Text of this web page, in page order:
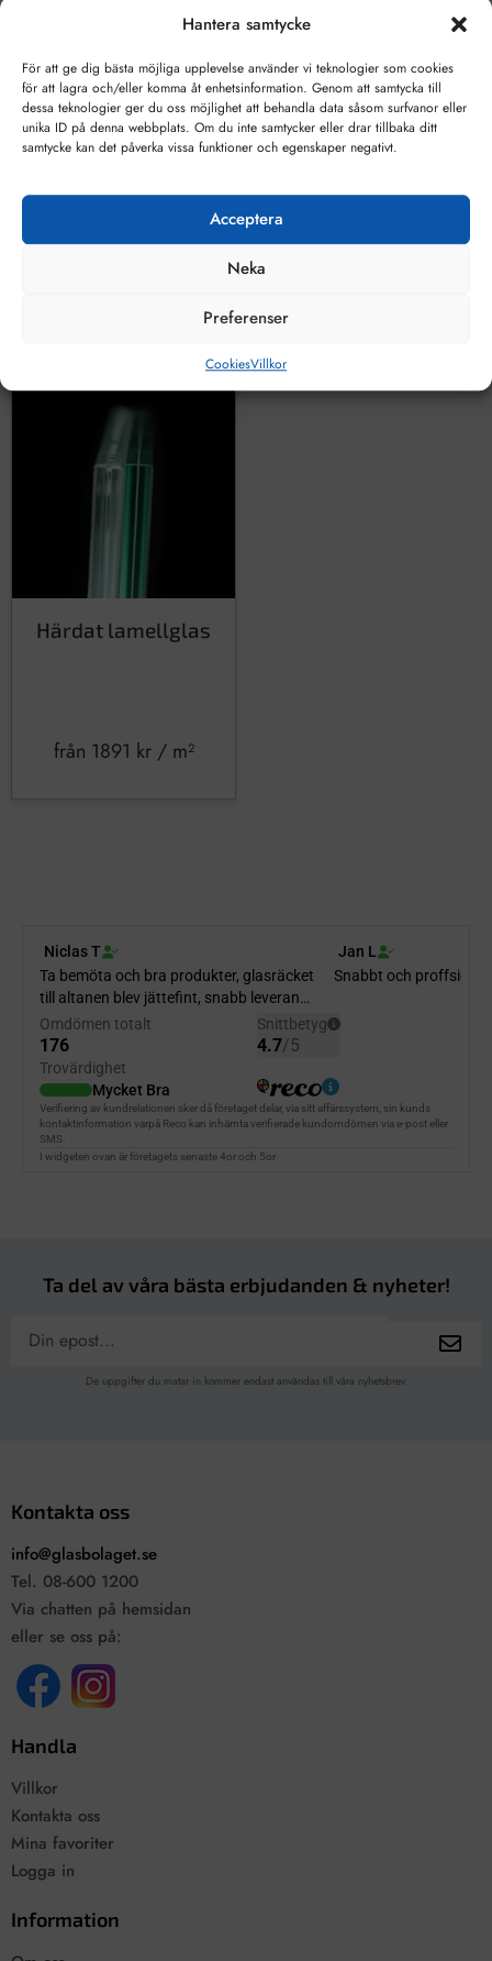
Hantera samtycke
För att ge dig bästa möjliga upplevelse använder vi teknologier som cookies
för att lagra och/eller komma åt enhetsinformation. Genom att samtycka till
dessa teknologier ger du oss möjlighet att behandla data såsom surfvanor eller
unika ID på denna webbplats. Om du inte samtycker eller drar tillbaka ditt
samtycke kan det påverka vissa funktioner och egenskaper negativt.
Acceptera
Neka
Preferenser
CookiesVillkor
glas med härdstämpel. Endast med en härdstämpel
standard.
Minsta debitering per glas 0,5 kvm
Om något mått överstiger 2000mm (2 meter) måste
finner tillägget längre ner bland assoccierade produkter.
Liknande produkter och
Härdat lamellglas
från 1891 kr/ m²
Ta del av våra bästa erbjudanden & nyheter!
De uppgifter du matar in kommer endast användas till våra nyhetsbrev.
Kontakta oss
info@glasbolaget.se
Tel. 08-600 1200
Via chatten på hemsidan
eller se oss på:
Handla
Villkor
Kontakta oss
Mina favoriter
Logga in
Information